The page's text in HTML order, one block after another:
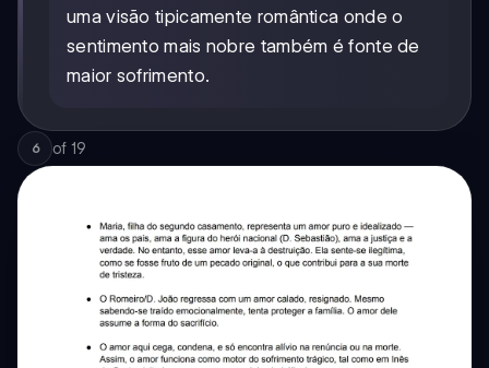
uma visão tipicamente romântica onde o
sentimento mais nobre também é fonte de
maior sofrimento.
6 of 19